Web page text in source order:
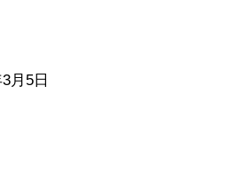
月5日